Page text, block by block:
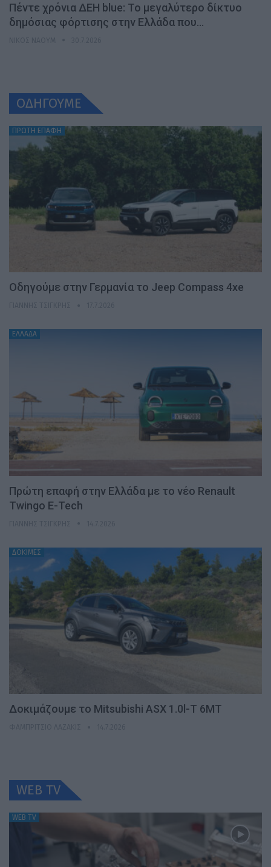
Πέντε χρόνια ΔΕΗ blue: Το μεγαλύτερο δίκτυο
δημόσιας φόρτισης στην Ελλάδα που…
ΟΔΗΓΟΥΜΕ
ΠΡΩΤΗ ΕΠΑΦΗ
Οδηγούμε στην Γερμανία το Jeep Compass 4xe
ΕΛΛΑΔΑ
Πρώτη επαφή στην Ελλάδα με το νέο Renault
Twingo E-Tech
ΔΟΚΙΜΕΣ
Δοκιμάζουμε το Mitsubishi ASX 1.0l-T 6MT
WEB TV
WEB TV